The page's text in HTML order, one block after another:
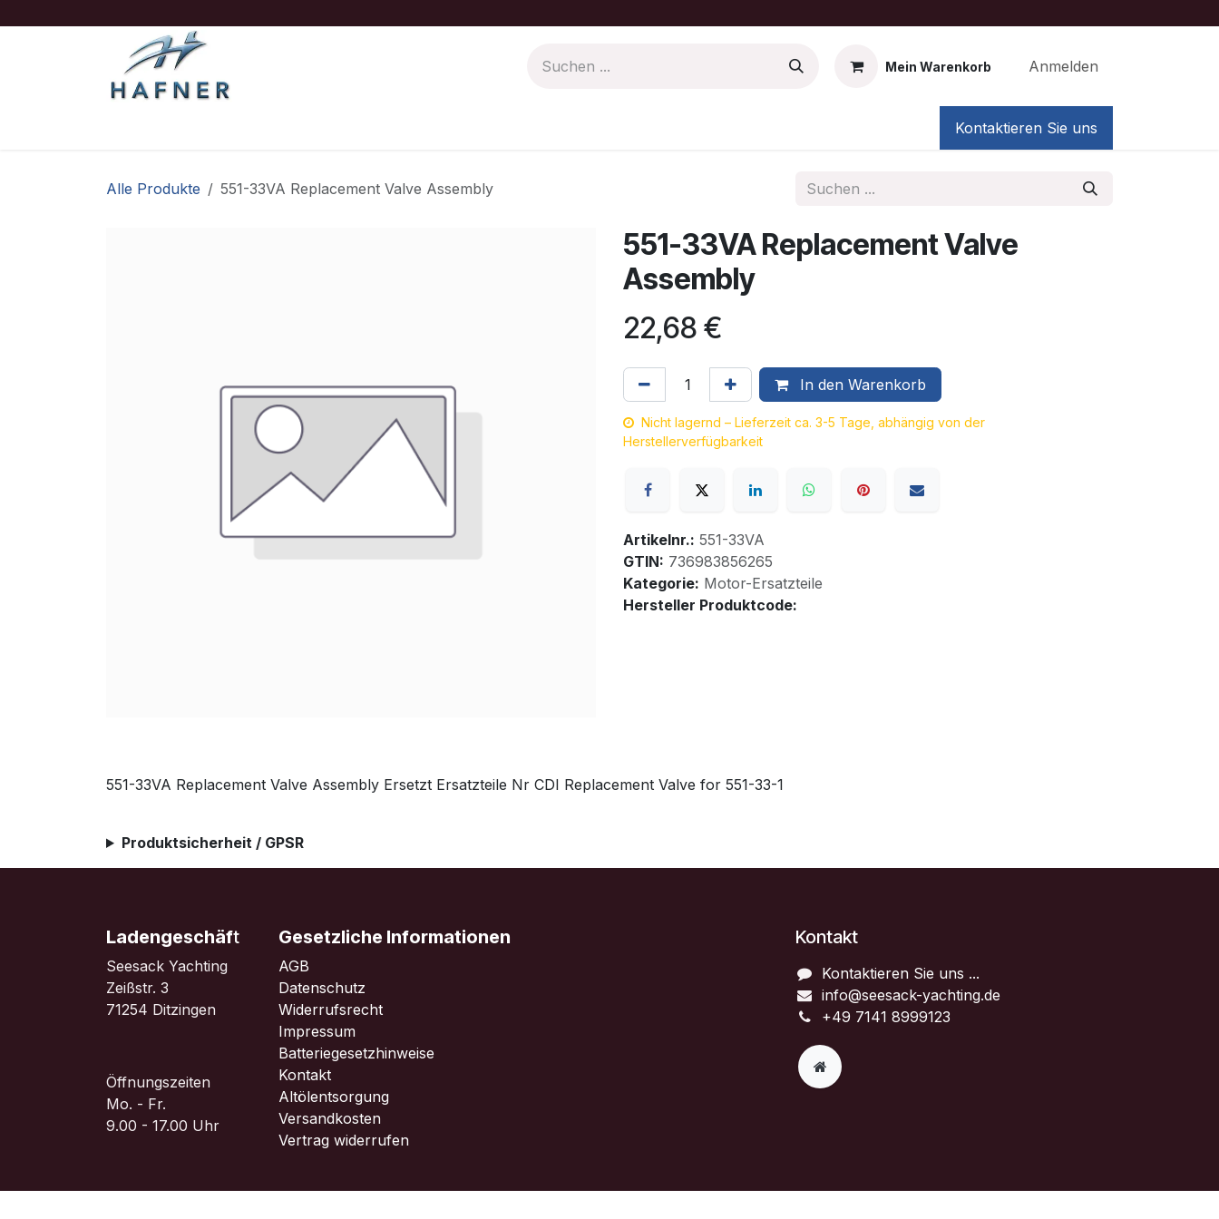
Mein Warenkorb Anmelden
Kontaktieren Sie uns
Alle Produkte 551-33VA Replacement Valve Assembly
551-33VA Replacement Valve
Assembly
22,68 €
In den Warenkorb
Nicht lagernd – Lieferzeit ca. 3-5 Tage, abhängig von der
Herstellerverfügbarkeit
Artikelnr.: 551-33VA
GTIN: 736983856265
Kategorie: Motor-Ersatzteile
Hersteller Produktcode:
551-33VA Replacement Valve Assembly Ersetzt Ersatzteile Nr CDI Replacement Valve for 551-33-1
Produktsicherheit / GPSR
Ladengeschäft
Seesack Yachting
Zeißstr. 3
71254 Ditzingen
Öffnungszeiten
Mo. - Fr.
9.00 - 17.00 Uhr
Gesetzliche Informationen
AGB
Datenschutz
Widerrufsrecht
Impressum
Batteriegesetzhinweise
Kontakt
Altölentsorgung
Versandkosten
Vertrag widerrufen
Kontakt
Kontaktieren Sie uns ...
info@seesack-yachting.de
+49 7141 8999123